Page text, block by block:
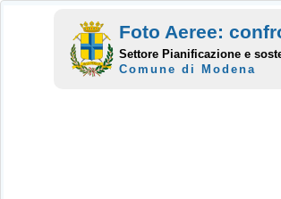
Foto Aeree:
Settore Pianificazione e
Comune di Modena